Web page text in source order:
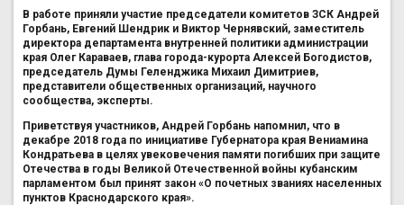
В работе приняли участие председатели комитетов ЗСК Андрей
Горбань, Евгений Шендрик и Виктор Чернявский, заместитель
директора департамента внутренней политики администрации
края Олег Караваев, глава города-курорта Алексей Богодистов,
председатель Думы Геленджика Михаил Димитриев,
представители общественных организаций, научного
сообщества, эксперты.
Приветствуя участников, Андрей Горбань напомнил, что в
декабре 2018 года по инициативе Губернатора края Вениамина
Кондратьева в целях увековечения памяти погибших при защите
Отечества в годы Великой Отечественной войны кубанским
парламентом был принят закон «О почетных званиях населенных
пунктов Краснодарского края».